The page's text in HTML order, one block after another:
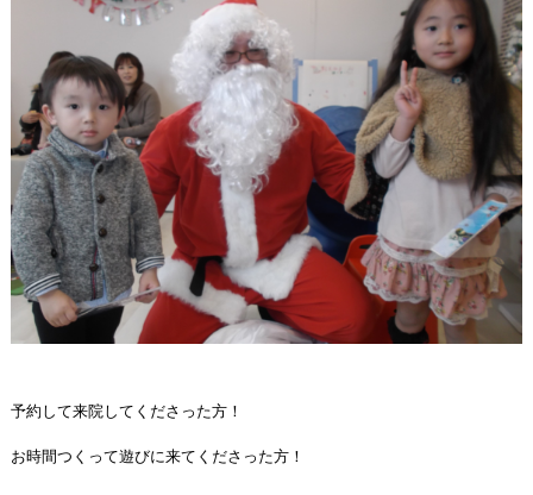
予約して来院してくださった方！
お時間つくって遊びに来てくださった方！